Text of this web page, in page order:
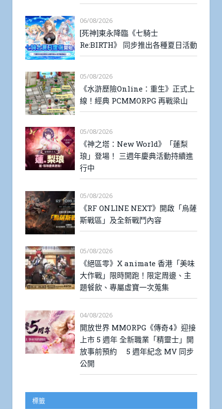
06/08/2026
[死神]東永降臨《七騎士
Re:BIRTH》 同步推出各種夏日活動
05/08/2026
《水滸歷險Online：重生》正式上
線！經典 PCMMORPG 再戰梁山
05/08/2026
《神之塔：New World》「蓮梨
琅」登場！ 三週年慶典活動持續進
行中
05/08/2026
《RF ONLINE NEXT》開啟「烏薩
斯戰區」及全新戰鬥內容
05/08/2026
《絕區零》X animate 香港「美味
大作戰」限時開跑！限定周邊、主
題餐飲、專屬虛寶一次蒐集
04/08/2026
開放世界 MMORPG《傳奇4》迎接
上市 5 週年 全新職業「精靈士」開
放事前預約 5 週年紀念 MV 同步
公開
標籤